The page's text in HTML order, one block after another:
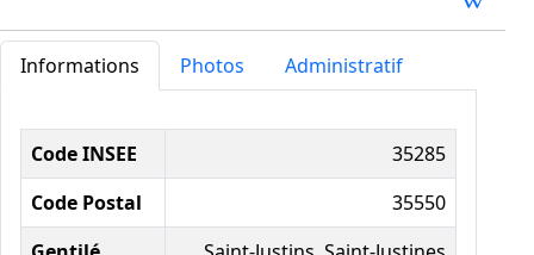
Informations Photos Administratif
Informations administratives
Code INSEE
35285
Code Postal
35550